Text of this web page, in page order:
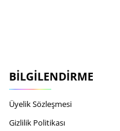
BILGILENDIRME
Üyelik Sözleşmesi
Gizlilik Politikası